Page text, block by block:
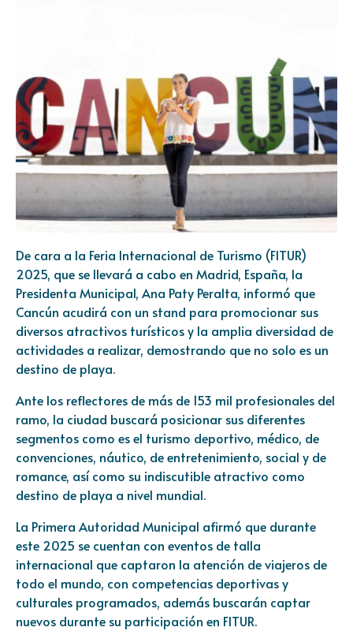
De cara a la Feria Internacional de Turismo (FITUR)
2025, que se llevará a cabo en Madrid, España, la
Presidenta Municipal, Ana Paty Peralta, informó que
Cancún acudirá con un stand para promocionar sus
diversos atractivos turísticos y la amplia diversidad de
actividades a realizar, demostrando que no solo es un
destino de playa.
Ante los reflectores de más de 153 mil profesionales del
ramo, la ciudad buscará posicionar sus diferentes
segmentos como es el turismo deportivo, médico, de
convenciones, náutico, de entretenimiento, social y de
romance, así como su indiscutible atractivo como
destino de playa a nivel mundial.
La Primera Autoridad Municipal afirmó que durante
este 2025 se cuentan con eventos de talla
internacional que captaron la atención de viajeros de
todo el mundo, con competencias deportivas y
culturales programados, además buscarán captar
nuevos durante su participación en FITUR.